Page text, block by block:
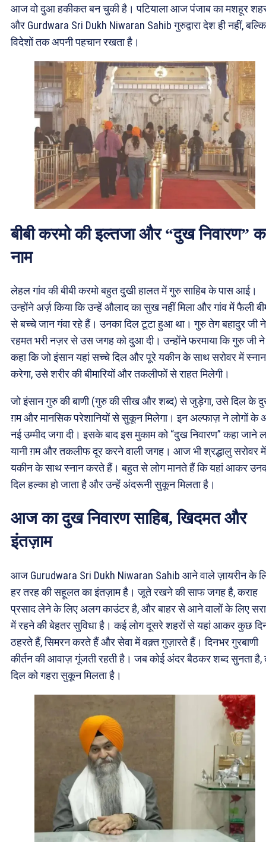
आज वो दुआ हकीकत बन चुकी है। पटियाला आज पंजाब का मशहूर
और Gurdwara Sri Dukh Niwaran Sahib गुरुद्वारा देश ही नहीं, बल्कि
विदेशों तक अपनी पहचान रखता है।
बीबी करमो की इल्तजा और “दुख निवारण”
नाम
लेहल गांव की बीबी करमो बहुत दुखी हालत में गुरु साहिब के पास आई।
उन्होंने अर्ज़ किया कि उन्हें औलाद का सुख नहीं मिला और गांव में फैली
से बच्चे जान गंवा रहे हैं। उनका दिल टूटा हुआ था। गुरु तेग बहादुर जी ने
रहमत भरी नज़र से उस जगह को दुआ दी। उन्होंने फरमाया कि गुरु जी ने
कहा कि जो इंसान यहां सच्चे दिल और पूरे यकीन के साथ सरोवर में स्नान
करेगा, उसे शरीर की बीमारियों और तकलीफों से राहत मिलेगी।
जो इंसान गुरु की बाणी (गुरु की सीख और शब्द) से जुड़ेगा, उसे दिल के
ग़म और मानसिक परेशानियों से सुकून मिलेगा। इन अल्फाज़ ने लोगों के
नई उम्मीद जगा दी। इसके बाद इस मुकाम को “दुख निवारण” कहा जाने
यानी ग़म और तकलीफ दूर करने वाली जगह। आज भी श्रद्धालु सरोवर
यकीन के साथ स्नान करते हैं। बहुत से लोग मानते हैं कि यहां आकर
दिल हल्का हो जाता है और उन्हें अंदरूनी सुकून मिलता है।
आज का दुख निवारण साहिब, खिदमत और
इंतज़ाम
आज Gurudwara Sri Dukh Niwaran Sahib आने वाले ज़ायरीन के
हर तरह की सहूलत का इंतज़ाम है। जूते रखने की साफ जगह है, कराह
प्रसाद लेने के लिए अलग काउंटर है, और बाहर से आने वालों के लिए
में रहने की बेहतर सुविधा है। कई लोग दूसरे शहरों से यहां आकर कुछ
ठहरते हैं, सिमरन करते हैं और सेवा में वक़्त गुज़ारते हैं। दिनभर गुरबाणी
कीर्तन की आवाज़ गूंजती रहती है। जब कोई अंदर बैठकर शब्द सुनता है,
दिल को गहरा सुकून मिलता है।